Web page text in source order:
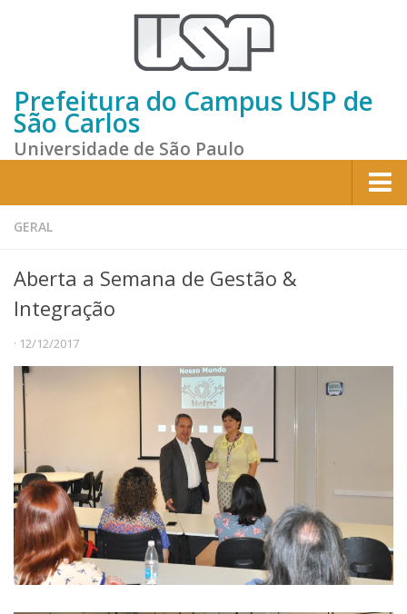
Prefeitura do Campus USP de
São Carlos
Universidade de São Paulo
Home
Sobre a Prefeitura
Gestão atual
Missão e Valores
Divisões e Seções
Comissões Internas
Localização
Serviços
Biblioteca
Administrativo e Financeiro
GERAL
Aberta a Semana de Gestão &
Integração
· 12/12/2017